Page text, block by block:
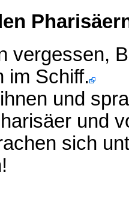
vergessen,
im Schiff.
und
und
sich